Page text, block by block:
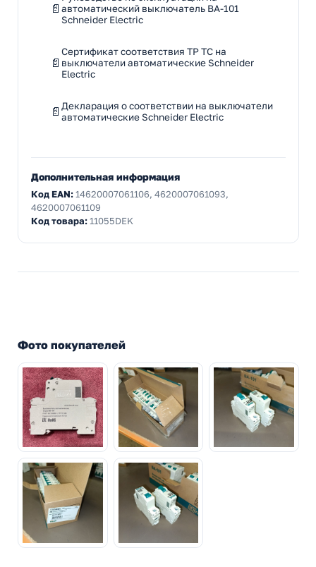
автоматический выключатель ВА-101
Schneider Electric
Сертификат соответствия ТР ТС на
выключатели автоматические Schneider
Electric
Декларация о соответствии на выключатели
автоматические Schneider Electric
Дополнительная информация
Код EAN:14620007061106, 4620007061093,
4620007061109
Код товара:11055DEK
Фото покупателей